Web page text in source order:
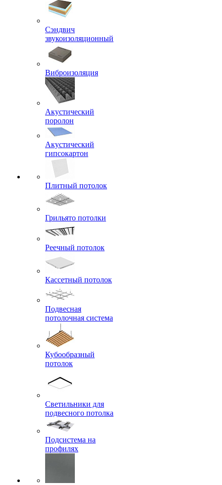
Сэндвич
звукоизоляционный
Виброизоляция
Акустический
поролон
Акустический
гипсокартон
Плитный потолок
Грильято потолки
Реечный потолок
Кассетный потолок
Подвесная
потолочная система
Кубообразный
потолок
Светильники для
подвесного потолка
Подсистема на
профилях